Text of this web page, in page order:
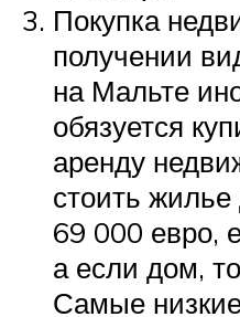
Покупка
получении
на Мальте
обязуется
аренду
стоить
69 000 евро,
а если дом,
Самые